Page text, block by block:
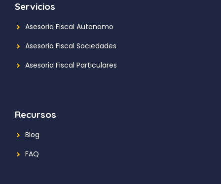
Servicios
Asesoria Fiscal Autonomo
Asesoria Fiscal Sociedades
Asesoria Fiscal Particulares
Recursos
Blog
FAQ